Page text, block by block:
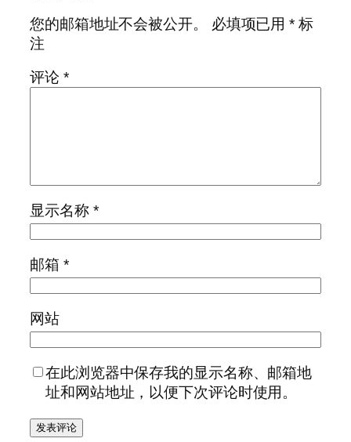
您的邮箱地址不会被公开。
必填项已用* 标
注
评论 *
显示名称 *
邮箱 *
网站
在此浏览器中保存我的显示名称、邮箱地
址和网站地址，以便下次评论时使用。